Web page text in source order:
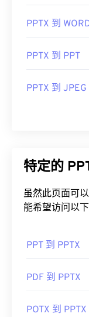
PPTX 到
PPTX 到 PPT
PPTX 到 JPEG
特定的
虽然此页面可
能希望访问以
PPT 到 PPTX
PDF 到 PPTX
POTX 到 PPTX